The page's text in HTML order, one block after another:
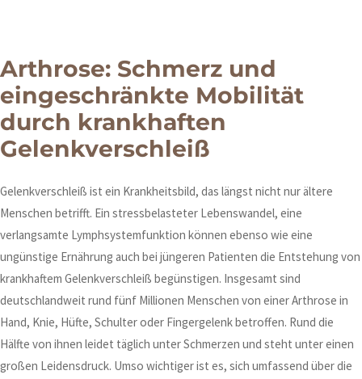
Arthrose: Schmerz und
eingeschränkte Mobilität
durch krankhaften
Gelenkverschleiß
Gelenkverschleiß ist ein Krankheitsbild, das längst nicht nur ältere
Menschen betrifft. Ein stressbelasteter Lebenswandel, eine
verlangsamte Lymphsystemfunktion können ebenso wie eine
ungünstige Ernährung auch bei jüngeren Patienten die Entstehung von
krankhaftem Gelenkverschleiß begünstigen. Insgesamt sind
deutschlandweit rund fünf Millionen Menschen von einer Arthrose in
Hand, Knie, Hüfte, Schulter oder Fingergelenk betroffen. Rund die
Hälfte von ihnen leidet täglich unter Schmerzen und steht unter einen
großen Leidensdruck. Umso wichtiger ist es, sich umfassend über die